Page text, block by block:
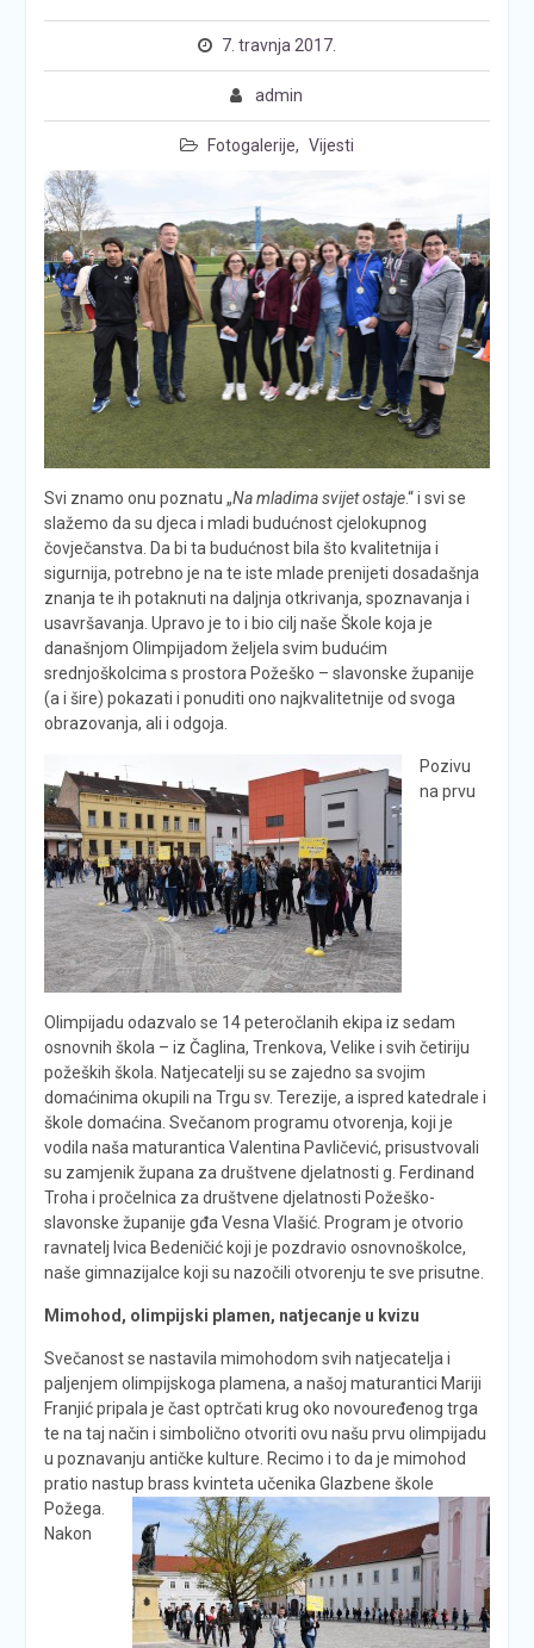
7. travnja 2017.
admin
Fotogalerije, Vijesti
Svi znamo onu poznatu „Na mladima svijet ostaje.“ i svi se
slažemo da su djeca i mladi budućnost cjelokupnog
čovječanstva. Da bi ta budućnost bila što kvalitetnija i
sigurnija, potrebno je na te iste mlade prenijeti dosadašnja
znanja te ih potaknuti na daljnja otkrivanja, spoznavanja i
usavršavanja. Upravo je to i bio cilj naše Škole koja je
današnjom Olimpijadom željela svim budućim
srednjoškolcima s prostora Požeško – slavonske županije
(a i šire) pokazati i ponuditi ono najkvalitetnije od svoga
obrazovanja, ali i odgoja.
Pozivu
na prvu
Olimpijadu odazvalo se 14 peteročlanih ekipa iz sedam
osnovnih škola – iz Čaglina, Trenkova, Velike i svih četiriju
požeških škola. Natjecatelji su se zajedno sa svojim
domaćinima okupili na Trgu sv. Terezije, a ispred katedrale i
škole domaćina. Svečanom programu otvorenja, koji je
vodila naša maturantica Valentina Pavličević, prisustvovali
su zamjenik župana za društvene djelatnosti g. Ferdinand
Troha i pročelnica za društvene djelatnosti Požeško-
slavonske županije gđa Vesna Vlašić. Program je otvorio
ravnatelj Ivica Bedeničić koji je pozdravio osnovnoškolce,
naše gimnazijalce koji su nazočili otvorenju te sve prisutne.
Mimohod, olimpijski plamen, natjecanje u kvizu
Svečanost se nastavila mimohodom svih natjecatelja i
paljenjem olimpijskoga plamena, a našoj maturantici Mariji
Franjić pripala je čast optrčati krug oko novouređenog trga
te na taj način i simbolično otvoriti ovu našu prvu olimpijadu
u poznavanju antičke kulture. Recimo i to da je mimohod
pratio nastup brass kvinteta učenika Glazbene škole
Požega.
Nakon